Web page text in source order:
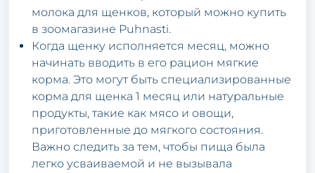
молока для щенков, который можно купить
в зоомагазине Puhnasti.
Когда щенку исполняется месяц, можно
начинать вводить в его рацион мягкие
корма. Это могут быть специализированные
корма для щенка 1 месяц или натуральные
продукты, такие как мясо и овощи,
приготовленные до мягкого состояния.
Важно следить за тем, чтобы пища была
легко усваиваемой и не вызывала